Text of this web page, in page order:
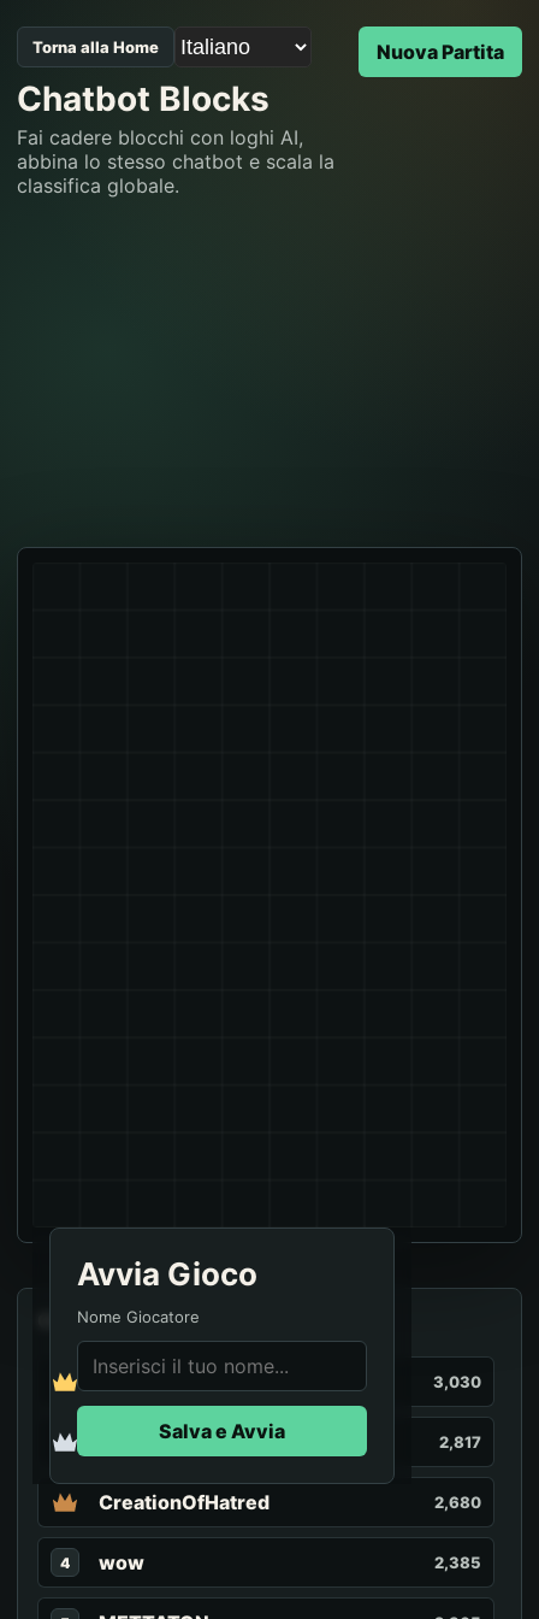
Torna alla Home
Chatbot Blocks
Fai cadere blocchi con loghi AI,
abbina lo stesso chatbot e scala la
classifica globale.
Nuova Partita
Avvia Gioco
Nome Giocatore
Salva e Avvia
Classifica
3,030
JPerere 2,817
CreationOfHatred 2,680
4 wow 2,385